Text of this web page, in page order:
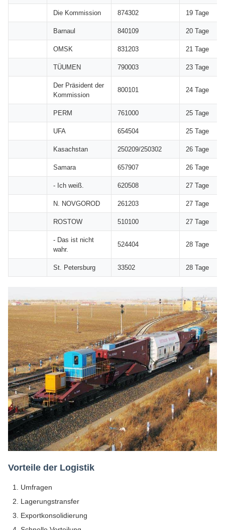
Die Kommission 874302 19 Tage
Barnaul 840109 20 Tage
OMSK 831203 21 Tage
TÜUMEN 790003 23 Tage
Der Präsident der
Kommission
800101 24 Tage
PERM 761000 25 Tage
UFA 654504 25 Tage
Kasachstan 250209/250302 26 Tage
Samara 657907 26 Tage
- Ich weiß. 620508 27 Tage
N. NOVGOROD 261203 27 Tage
ROSTOW 510100 27 Tage
- Das ist nicht
wahr.
524404 28 Tage
St. Petersburg 33502 28 Tage
Vorteile der Logistik
Umfragen
Lagerungstransfer
Exportkonsolidierung